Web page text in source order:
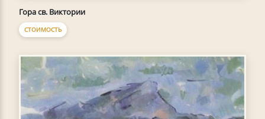
Гора св. Виктории
СТОИМОСТЬ